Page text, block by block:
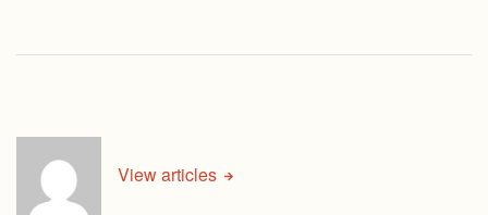
View articles